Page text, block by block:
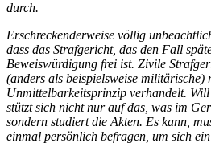
durch.
Erschreckenderweise völlig
dass das Strafgericht, das den Fall
Beweiswürdigung frei ist. Zivile
(anders als beispielsweise militärische)
Unmittelbarkeitsprinzip verhandelt.
stützt sich nicht nur auf das, was im
sondern studiert die Akten. Es kann,
einmal persönlich befragen, um sich